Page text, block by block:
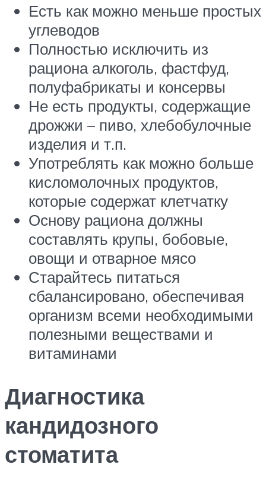
Есть как можно меньше простых
углеводов
Полностью исключить из
рациона алкоголь, фастфуд,
полуфабрикаты и консервы
Не есть продукты, содержащие
дрожжи – пиво, хлебобулочные
изделия и т.п.
Употреблять как можно больше
кисломолочных продуктов,
которые содержат клетчатку
Основу рациона должны
составлять крупы, бобовые,
овощи и отварное мясо
Старайтесь питаться
сбалансировано, обеспечивая
организм всеми необходимыми
полезными веществами и
витаминами
Диагностика
кандидозного
стоматита